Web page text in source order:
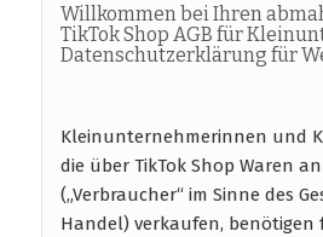
Willkommen bei Ihren
TikTok Shop AGB für
Datenschutzerklärung für
Kleinunternehmerinnen und
die über TikTok Shop Waren
(„Verbraucher“ im Sinne des
Handel) verkaufen, benötigen